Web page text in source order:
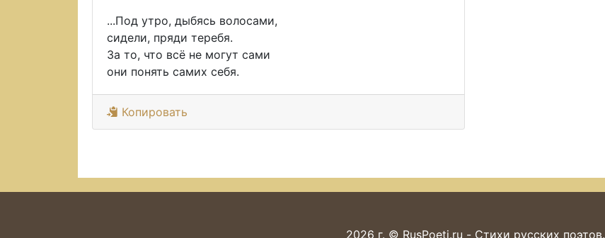
...Под утро, дыбясь волосами,
сидели, пряди теребя.
За то, что всё не могут сами
они понять самих себя.
Копировать
2026 г. © RusPoeti.ru - Стихи русских поэтов.